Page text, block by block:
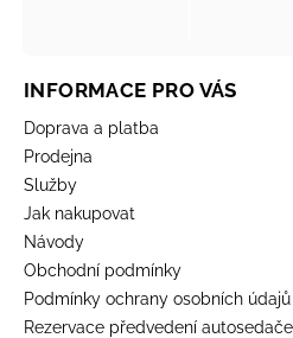
INFORMACE PRO VÁS
Doprava a platba
Prodejna
Služby
Jak nakupovat
Návody
Obchodní podmínky
Podmínky ochrany osobních údajů
Rezervace předvedení